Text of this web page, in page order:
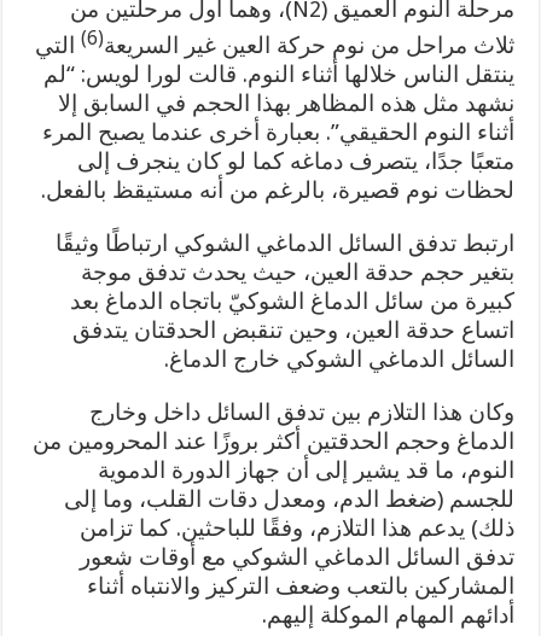
مرحلة النوم العميق (N2)، وهما أول مرحلتين من
ثلاث مراحل من نوم حركة العين غير السريعة(6)
التي
ينتقل الناس خلالها أثناء النوم. قالت لورا لويس: “لم
نشهد مثل هذه المظاهر بهذا الحجم في السابق إلا
أثناء النوم الحقيقي”. بعبارة أخرى عندما يصبح المرء
متعبًا جدًا، يتصرف دماغه كما لو كان ينجرف إلى
لحظات نوم قصيرة، بالرغم من أنه مستيقظ بالفعل.
ارتبط تدفق السائل الدماغي الشوكي ارتباطًا وثيقًا
بتغير حجم حدقة العين، حيث يحدث تدفق موجة
كبيرة من سائل الدماغ الشوكيّ باتجاه الدماغ بعد
اتساع حدقة العين، وحين تنقبض الحدقتان يتدفق
السائل الدماغي الشوكي خارج الدماغ.
وكان هذا التلازم بين تدفق السائل داخل وخارج
الدماغ وحجم الحدقتين أكثر بروزًا عند المحرومين من
النوم، ما قد يشير إلى أن جهاز الدورة الدموية
للجسم (ضغط الدم، ومعدل دقات القلب، وما إلى
ذلك) يدعم هذا التلازم، وفقًا للباحثين. كما تزامن
تدفق السائل الدماغي الشوكي مع أوقات شعور
المشاركين بالتعب وضعف التركيز والانتباه أثناء
أدائهم المهام الموكلة إليهم.